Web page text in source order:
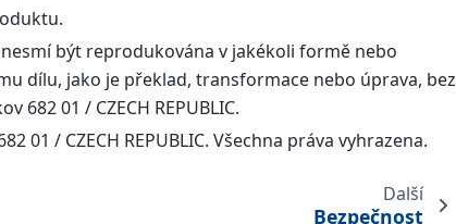
být reprodukována v jakékoli formě nebo
dílu, jako je překlad, transformace nebo úprava, bez
682 01 / CZECH REPUBLIC.
01 / CZECH REPUBLIC. Všechna práva vyhrazena.
Další
Bezpečnost